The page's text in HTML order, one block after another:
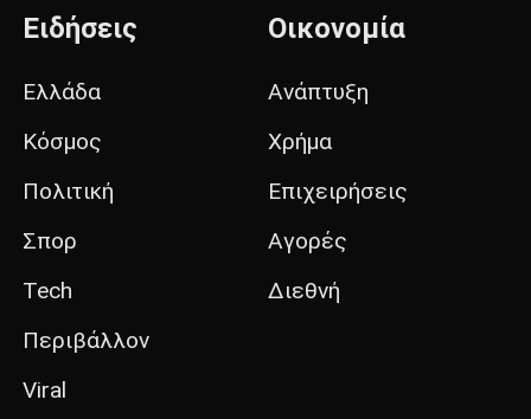
Ειδήσεις
Ελλάδα
Κόσμος
Πολιτική
Σπορ
Tech
Περιβάλλον
Viral
Οικονομία
Ανάπτυξη
Χρήμα
Επιχειρήσεις
Αγορές
Διεθνή